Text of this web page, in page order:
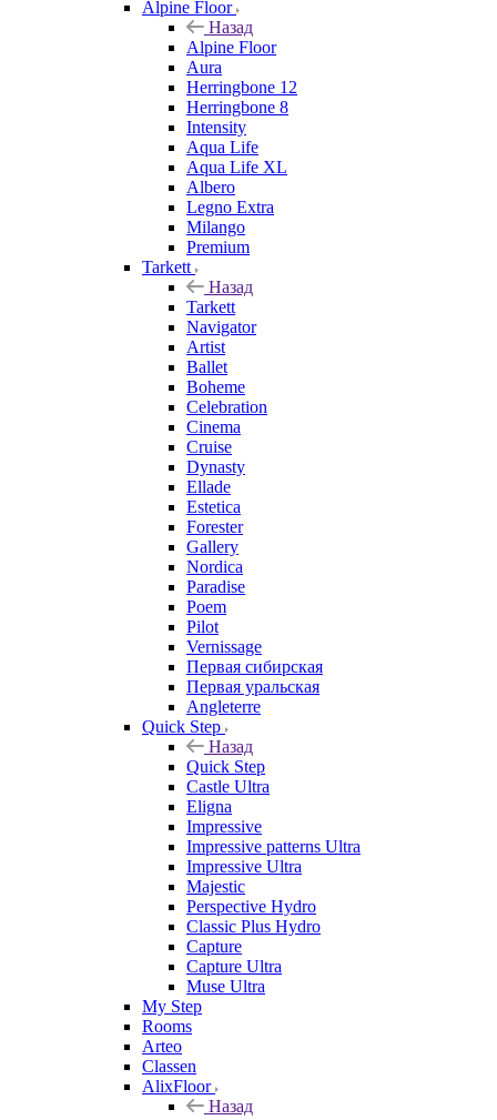
Alpine Floor
Назад
Alpine Floor
Aura
Herringbone 12
Herringbone 8
Intensity
Aqua Life
Aqua Life XL
Albero
Legno Extra
Milango
Premium
Tarkett
Назад
Tarkett
Navigator
Artist
Ballet
Boheme
Celebration
Cinema
Cruise
Dynasty
Ellade
Estetica
Forester
Gallery
Nordica
Paradise
Poem
Pilot
Vernissage
Первая сибирская
Первая уральская
Angleterre
Quick Step
Назад
Quick Step
Castle Ultra
Eligna
Impressive
Impressive patterns Ultra
Impressive Ultra
Majestic
Perspective Hydro
Classic Plus Hydro
Capture
Capture Ultra
Muse Ultra
My Step
Rooms
Arteo
Classen
AlixFloor
Назад